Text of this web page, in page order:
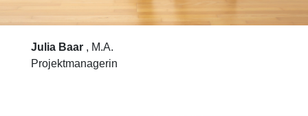
Julia Baar, M.A.
Projektmanagerin